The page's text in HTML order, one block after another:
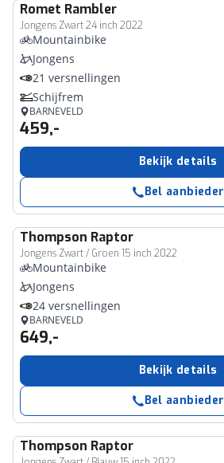
Romet Rambler
Jongens Zwart 24 inch 2022
Mountainbike
Jongens
21 versnellingen
Schijfrem
BARNEVELD
459,-
Bekijk details
Bel aanbieder
Thompson Raptor
Jongens Zwart / Groen 15 inch 2022
Mountainbike
Jongens
24 versnellingen
BARNEVELD
649,-
Bekijk details
Bel aanbieder
Thompson Raptor